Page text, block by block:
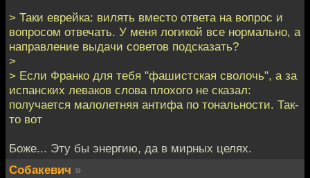
> Таки еврейка: вилять вместо ответа на вопрос и
вопросом отвечать. У меня логикой все нормально, а
направление выдачи советов подсказать?
>
> Если Франко для тебя "фашистская сволочь", а за
испанских леваков слова плохого не сказал:
получается малолетняя антифа по тональности. Так-
то вот
Боже... Эту бы энергию, да в мирных целях.
Собакевич »